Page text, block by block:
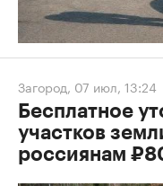
Загород, 07 июл, 13:24
Бесплатное
участков
россиянам